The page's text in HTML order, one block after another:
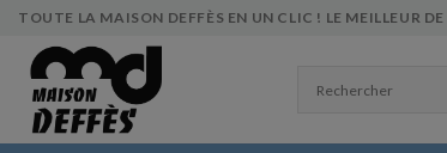
Skip
content
TOUTE LA MAISON DEFFÈS EN UN CLIC ! LE MEILLEUR